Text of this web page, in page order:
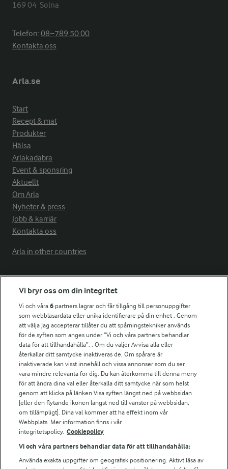
169 04  Solna
Telefon:08−789 50 00
Kontakta oss
Arla.se
Start
Recept & mat
Produkter
Hälsa
Arlakadabra
Event & sponsring
Aktuellt
Om Arla
Nyheter & press
Jobb & karriär
Kontakta oss
Arla in other countries
Fler Arlasajter
För ägare
Arlas kundportal
Arla.com
Falbygdens Ost
Arla webbshop
Bildbank
Följ oss
Vi bryr oss om din integritet
Vi och våra6 partners lagrar och får tillgång till personuppgifter
som webbläsardata eller unika identifierare på din enhet . Genom
att välja Jag accepterar tillåter du att spårningstekniker används
för de syften som anges under ”Vi och våra partners behandlar
data för att tillhandahålla”. . Om du väljer Avvisa alla eller
återkallar ditt samtycke inaktiveras de. Om spårare är
inaktiverade kan visst innehåll och vissa annonser som du ser
vara mindre relevanta för dig. Du kan återkomma till denna meny
för att ändra dina val eller återkalla ditt samtycke när som helst
genom att klicka på länken Visa syften längst ned på webbsidan
[eller den flytande ikonen längst ned till vänster på webbsidan,
om tillämpligt]. Dina val kommer att ha effekt inom vår
Webbplats. Mer information finns i vår
integritetspolicy. Cookiepolicy
Vi och våra partners behandlar data för att tillhandahålla:
Använda exakta uppgifter om geografisk positionering. Aktivt läsa av